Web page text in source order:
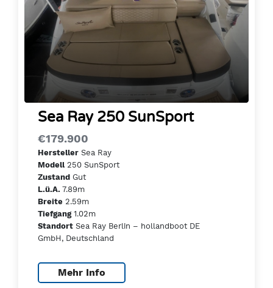
Sea Ray 250 SunSport
€179.900
Hersteller Sea Ray
Modell250 SunSport
Zustand Gut
L.ü.A. 7.89m
Breite 2.59m
Tiefgang1.02m
Standort Sea Ray Berlin – hollandboot DE
GmbH, Deutschland
Mehr Info